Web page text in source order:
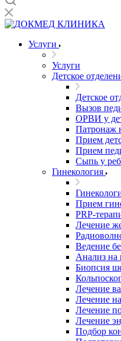
Услуги
Услуги
Детское
Детское
Вызов
ОРВИ у
Патронаж
Прием
Прием
Сыпь у
Гинекология
Прием
PRP-
Лечение
Ведение
Анализ на
Биопсия
Лечение
Лечение
Лечение
Лечение
Подбор